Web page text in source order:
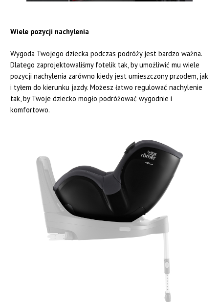
Wiele pozycji nachylenia
Wygoda Twojego dziecka podczas podróży jest bardzo ważna.
Dlatego zaprojektowaliśmy fotelik tak, by umożliwić mu wiele
pozycji nachylenia zarówno kiedy jest umieszczony przodem, jak
i tyłem do kierunku jazdy. Możesz łatwo regulować nachylenie
tak, by Twoje dziecko mogło podróżować wygodnie i
komfortowo.